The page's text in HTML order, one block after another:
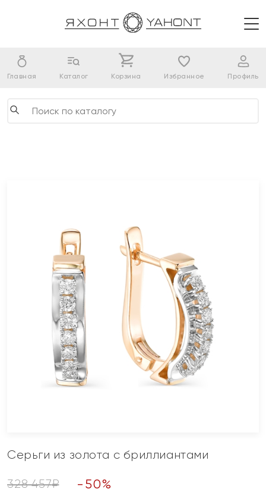
Главная Каталог Корзина Избранное Профиль
Серьги из золота с бриллиантами
328 457₽ - 50%